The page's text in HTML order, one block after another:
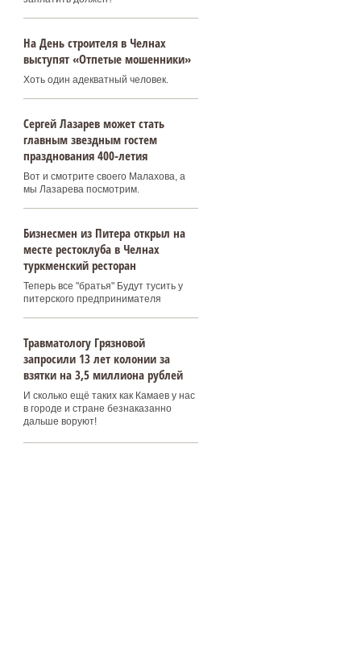
На День строителя в Челнах
выступят «Отпетые мошенники»
Хоть один адекватный человек.
Сергей Лазарев может стать
главным звездным гостем
празднования 400‑летия
Вот и смотрите своего Малахова, а
мы Лазарева посмотрим.
Бизнесмен из Питера открыл на
месте рестоклуба в Челнах
туркменский ресторан
Теперь все "братья" Будут тусить у
питерского предпринимателя
Травматологу Грязновой
запросили 13 лет колонии за
взятки на 3,5 миллиона рублей
И сколько ещё таких как Камаев у нас
в городе и стране безнаказанно
дальше воруют!